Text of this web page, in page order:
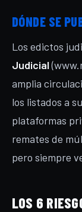
DÓNDE SE
Los edictos
Judicial
amplia
los listados a
plataformas
remates de
pero siempre
LOS 6